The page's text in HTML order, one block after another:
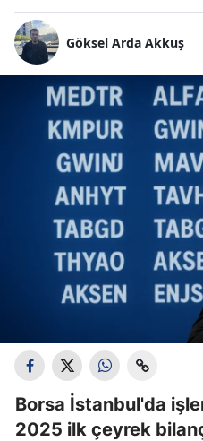
Göksel Arda Akkuş
Borsa İstanbul'da
2025 ilk çeyrek